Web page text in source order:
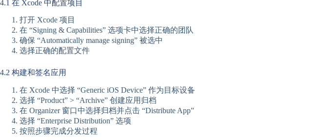
4.1 在 Xcode 中配置项目
打开 Xcode 项目
在 “Signing & Capabilities” 选项卡中选择正确的团队
确保 “Automatically manage signing” 被选中
选择正确的配置文件
4.2 构建和签名应用
在 Xcode 中选择 “Generic iOS Device” 作为目标设备
选择 “Product” > “Archive” 创建应用归档
在 Organizer 窗口中选择归档并点击 “Distribute App”
选择 “Enterprise Distribution” 选项
按照步骤完成分发过程